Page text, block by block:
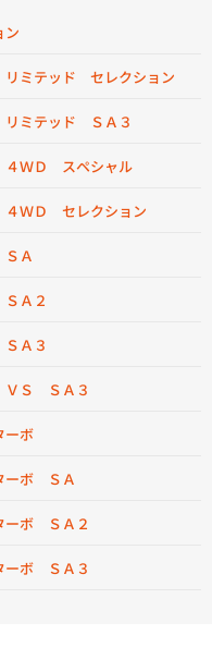
ン
ミテッド セレクション
ミテッド ＳＡ３
ＷＤ スペシャル
ＷＤ セレクション
Ａ
Ａ２
Ａ３
Ｓ ＳＡ３
ーボ
ーボ ＳＡ
ーボ ＳＡ２
ーボ ＳＡ３